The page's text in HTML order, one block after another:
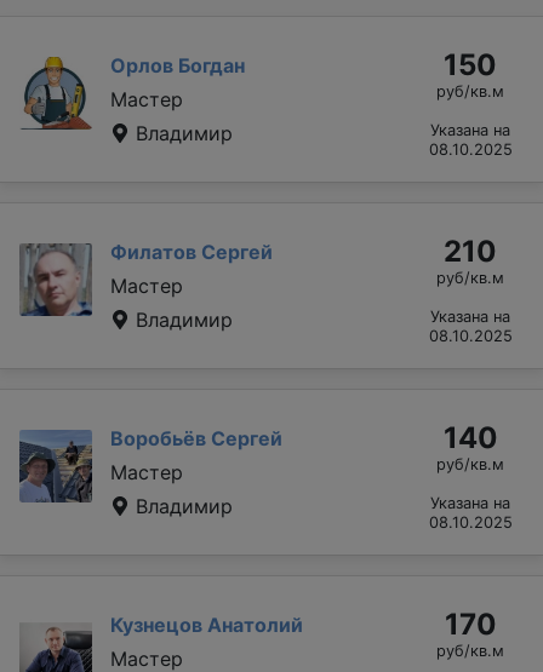
Орлов Богдан
Мастер
Владимир
150
руб/кв.м
Указана на
08.10.2025
Филатов Сергей
Мастер
Владимир
210
руб/кв.м
Указана на
08.10.2025
Воробьёв Сергей
Мастер
Владимир
140
руб/кв.м
Указана на
08.10.2025
Кузнецов Анатолий
Мастер
170
руб/кв.м